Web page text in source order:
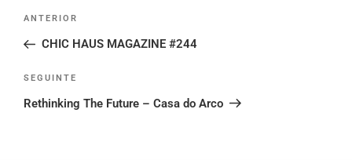
Post
Conteúdo
anterior
ANTERIOR
CHIC HAUS MAGAZINE #244
Conteúdo
seguinte
SEGUINTE
Rethinking The Future – Casa do Arco